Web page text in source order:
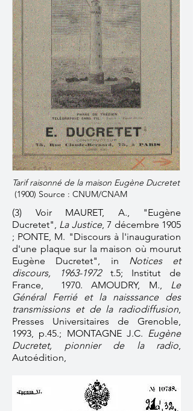
Tarif raisonné de la maison Eugène Ducretet
(1900) Source : CNUM/CNAM
(3) Voir MAURET, A., "Eugène
Ducretet", La Justice, 7 décembre 1905
; PONTE, M. "Discours à l'inauguration
d'une plaque sur la maison où mourut
Eugène Ducretet", in Notices et
discours,
1963-1972t.5; Institut de
France, 1970. AMOUDRY, M., Le
Général Ferrié et la naisssance des
transmissions et de la radiodiffusion,
Presses Universitaires de Grenoble,
1993, p.45.; MONTAGNE J.C. Eugène
Ducretet, pionnier de la radio,
Autoédition,